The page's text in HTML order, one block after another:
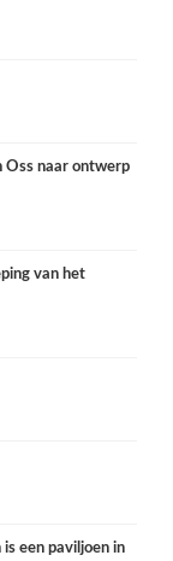
Oss naar ontwerp
van het
een paviljoen in